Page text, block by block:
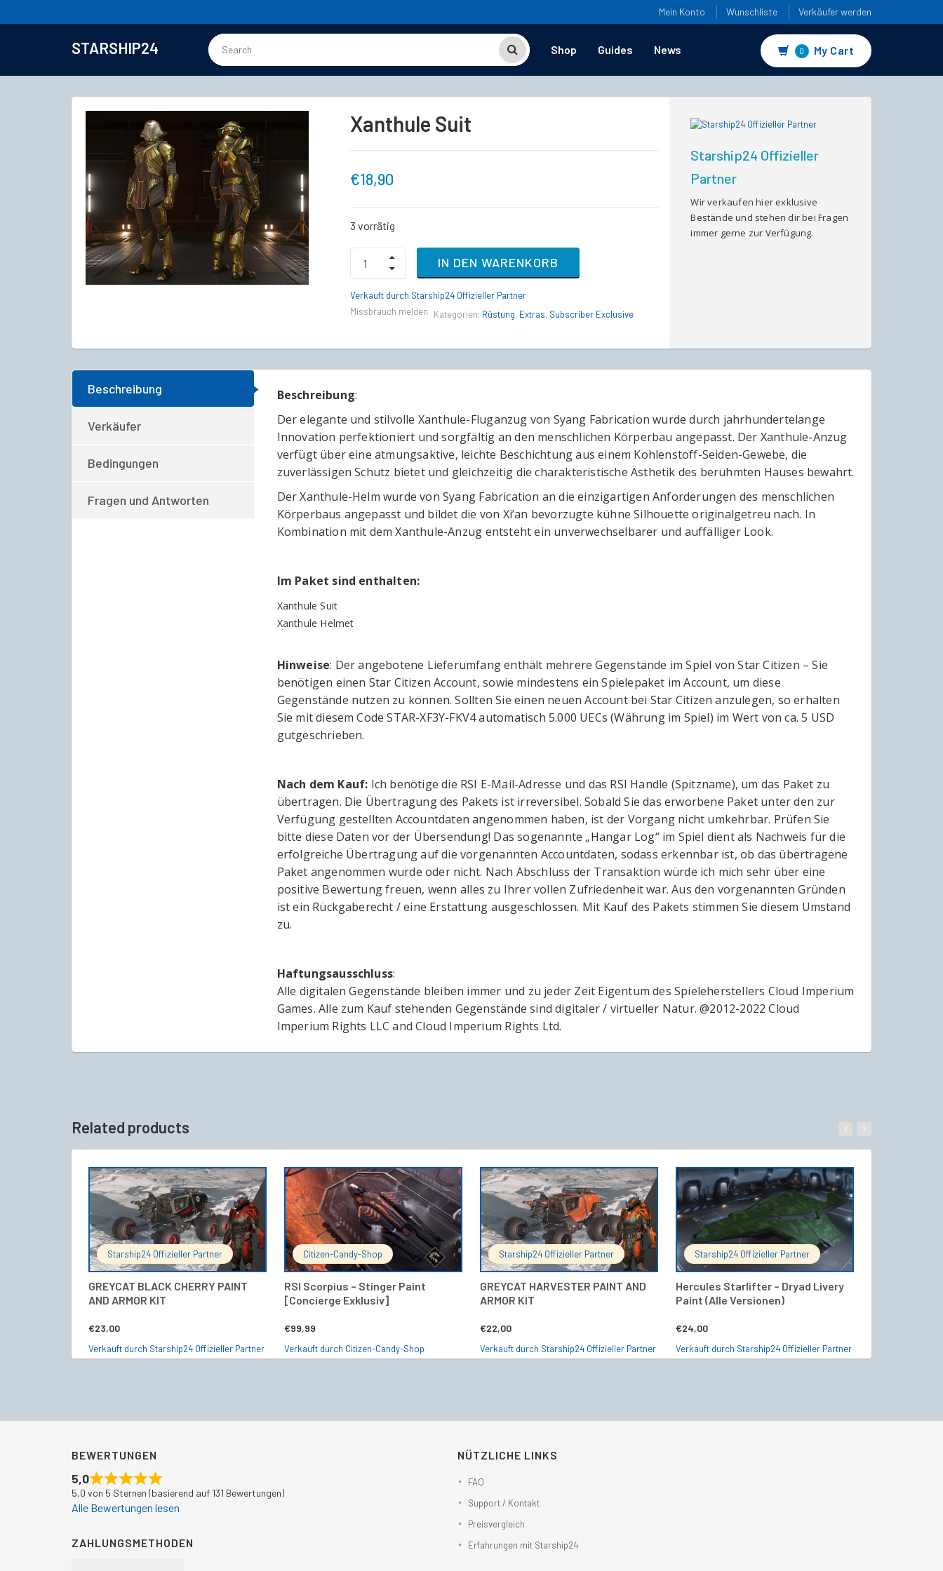
Mein Konto Wunschliste Verkäufer werden
STARSHIP24 Shop Guides News 0 My Cart
Xanthule Suit
€18,90
3 vorrätig
Xanthule
Suit
quantity
IN DEN WARENKORB
Verkauft durch Starship24 Offizieller Partner
Missbrauch melden
Kategorien: Rüstung, Extras, Subscriber Exclusive
Starship24 Offizieller
Partner
Wir verkaufen hier exklusive
Bestände und stehen dir bei Fragen
immer gerne zur Verfügung.
Beschreibung
Verkäufer
Bedingungen
Fragen und Antworten
Beschreibung:
Der elegante und stilvolle Xanthule-Fluganzug von Syang Fabrication wurde durch jahrhundertelange
Innovation perfektioniert und sorgfältig an den menschlichen Körperbau angepasst. Der Xanthule-Anzug
verfügt über eine atmungsaktive, leichte Beschichtung aus einem Kohlenstoff-Seiden-Gewebe, die
zuverlässigen Schutz bietet und gleichzeitig die charakteristische Ästhetik des berühmten Hauses bewahrt.
Der Xanthule-Helm wurde von Syang Fabrication an die einzigartigen Anforderungen des menschlichen
Körperbaus angepasst und bildet die von Xi’an bevorzugte kühne Silhouette originalgetreu nach. In
Kombination mit dem Xanthule-Anzug entsteht ein unverwechselbarer und auffälliger Look.
Im Paket sind enthalten:
Xanthule Suit
Xanthule Helmet
Hinweise: Der angebotene Lieferumfang enthält mehrere Gegenstände im Spiel von Star Citizen – Sie
benötigen einen Star Citizen Account, sowie mindestens ein Spielepaket im Account, um diese
Gegenstände nutzen zu können. Sollten Sie einen neuen Account bei Star Citizen anzulegen, so erhalten
Sie mit diesem Code STAR-XF3Y-FKV4 automatisch 5.000 UECs (Währung im Spiel) im Wert von ca. 5 USD
gutgeschrieben.
Nach dem Kauf: Ich benötige die RSI E-Mail-Adresse und das RSI Handle (Spitzname), um das Paket zu
übertragen. Die Übertragung des Pakets ist irreversibel. Sobald Sie das erworbene Paket unter den zur
Verfügung gestellten Accountdaten angenommen haben, ist der Vorgang nicht umkehrbar. Prüfen Sie
bitte diese Daten vor der Übersendung! Das sogenannte „Hangar Log“ im Spiel dient als Nachweis für die
erfolgreiche Übertragung auf die vorgenannten Accountdaten, sodass erkennbar ist, ob das übertragene
Paket angenommen wurde oder nicht. Nach Abschluss der Transaktion würde ich mich sehr über eine
positive Bewertung freuen, wenn alles zu Ihrer vollen Zufriedenheit war. Aus den vorgenannten Gründen
ist ein Rückgaberecht / eine Erstattung ausgeschlossen. Mit Kauf des Pakets stimmen Sie diesem Umstand
zu.
Haftungsausschluss:
Alle digitalen Gegenstände bleiben immer und zu jeder Zeit Eigentum des Spieleherstellers Cloud Imperium
Games. Alle zum Kauf stehenden Gegenstände sind digitaler / virtueller Natur. @2012-2022 Cloud
Imperium Rights LLC and Cloud Imperium Rights Ltd.
Related products
Starship24 Offizieller Partner
GREYCAT BLACK CHERRY PAINT
AND ARMOR KIT
€23,00
IN DEN WARENKORB
Verkauft durch Starship24 Offizieller Partner
Citizen-Candy-Shop
RSI Scorpius – Stinger Paint
[Concierge Exklusiv]
€99,99
IN DEN WARENKORB
Verkauft durch Citizen-Candy-Shop
Starship24 Offizieller Partner
GREYCAT HARVESTER PAINT AND
ARMOR KIT
€22,00
IN DEN WARENKORB
Verkauft durch Starship24 Offizieller Partner
Starship24 Offizieller Partner
Hercules Starlifter – Dryad Livery
Paint (Alle Versionen)
€24,00
IN DEN WARENKORB
Verkauft durch Starship24 Offizieller Partner
BEWERTUNGEN
5,0
5,0 von 5 Sternen (basierend auf 131 Bewertungen)
Alle Bewertungen lesen
ZAHLUNGSMETHODEN
NÜTZLICHE LINKS
FAQ
Support / Kontakt
Preisvergleich
Erfahrungen mit Starship24